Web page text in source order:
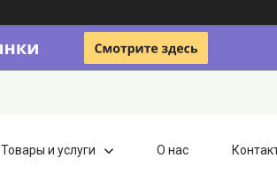
Товары и услуги О нас